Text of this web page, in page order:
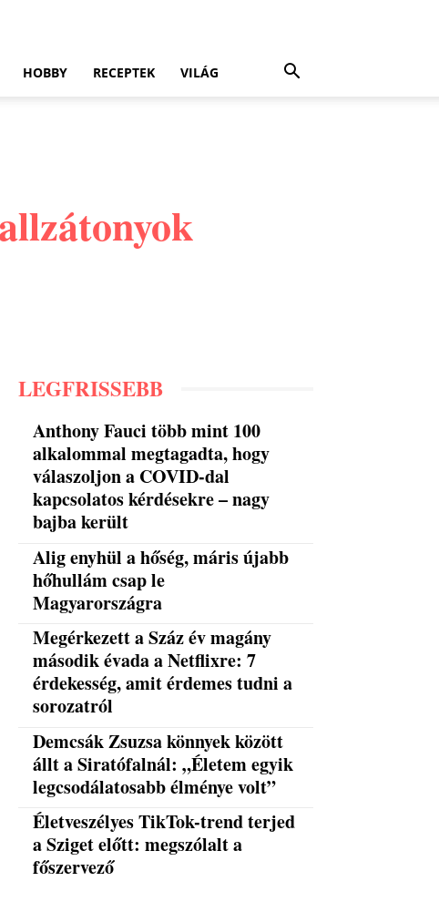
HOBBY RECEPTEK VILÁG
LEGFRISSEBB
Anthony Fauci több mint 100
alkalommal megtagadta, hogy
válaszoljon a COVID-dal
kapcsolatos kérdésekre – nagy
bajba került
Alig enyhül a hőség, máris újabb
hőhullám csap le
Magyarországra
Megérkezett a Száz év magány
második évada a Netflixre: 7
érdekesség, amit érdemes tudni a
sorozatról
Demcsák Zsuzsa könnyek között
állt a Siratófalnál: „Életem egyik
legcsodálatosabb élménye volt”
Életveszélyes TikTok-trend terjed
a Sziget előtt: megszólalt a
főszervező